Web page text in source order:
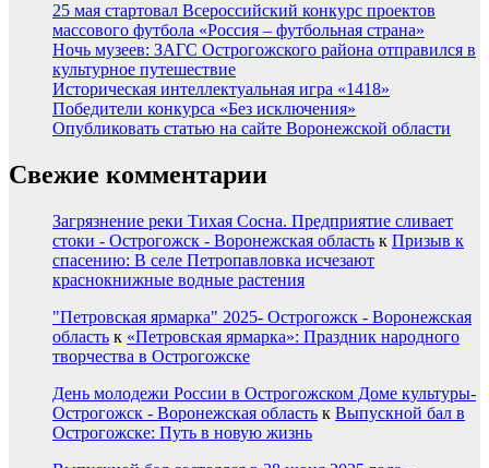
25 мая стартовал Всероссийский конкурс проектов
массового футбола «Россия – футбольная страна»
Ночь музеев: ЗАГС Острогожского района отправился в
культурное путешествие
Историческая интеллектуальная игра «1418»
Победители конкурса «Без исключения»
Опубликовать статью на сайте Воронежской области
Свежие комментарии
Загрязнение реки Тихая Сосна. Предприятие сливает
стоки - Острогожск - Воронежская область к Призыв к
спасению: В селе Петропавловка исчезают
краснокнижные водные растения
"Петровская ярмарка" 2025- Острогожск - Воронежская
область к «Петровская ярмарка»: Праздник народного
творчества в Острогожске
День молодежи России в Острогожском Доме культуры-
Острогожск - Воронежская область к Выпускной бал в
Острогожске: Путь в новую жизнь